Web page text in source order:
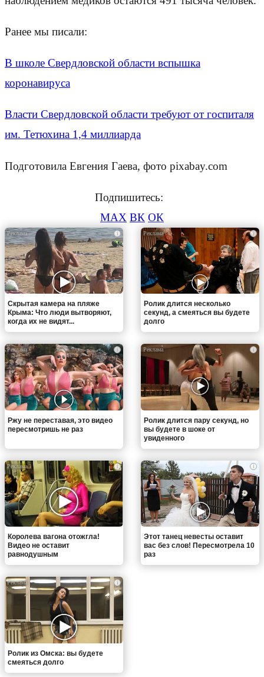
Ранее мы писали:
В школе Свердловской области вспышка
коронавируса
Власти Свердловской области требуют от госпиталя
им. Тетюхина 1,4 миллиарда
Подготовила Евгения Гаева, фото pixabay.com
Подпишитесь:
MAX ВК ОК
i
Скрытая камера на пляже
Крыма: Что люди вытворяют,
когда их не видят...
i
Ролик длится несколько
секунд, а смеяться вы будете
долго
i
Ржу не переставая, это видео
пересмотришь не раз
i
Ролик длится пару секунд, но
вы будете в шоке от
увиденного
i
Королева вагона отожгла!
Видео не оставит
равнодушным
i
Этот танец невесты оставит
вас без слов! Пересмотрела 10
раз
i
Ролик из Омска: вы будете
смеяться долго